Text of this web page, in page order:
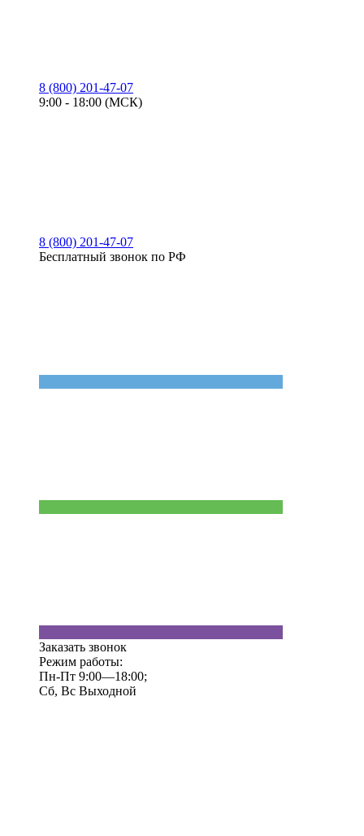
8 (800) 201-47-07
9:00 - 18:00 (МСК)
8 (800) 201-47-07
Бесплатный звонок по РФ
Заказать звонок
Режим работы:
Пн-Пт 9:00—18:00;
Сб, Вс Выходной